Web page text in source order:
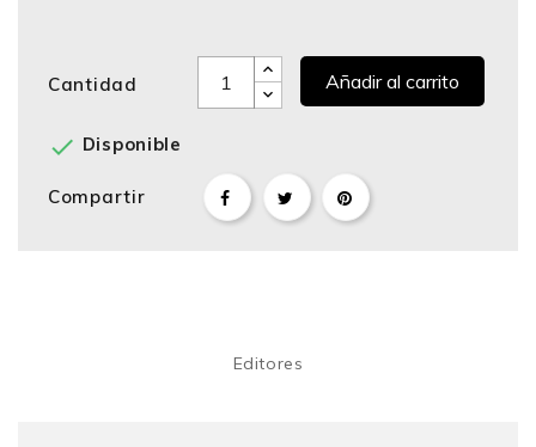
Cantidad Añadir al carrito
 Disponible
Compartir
Editores